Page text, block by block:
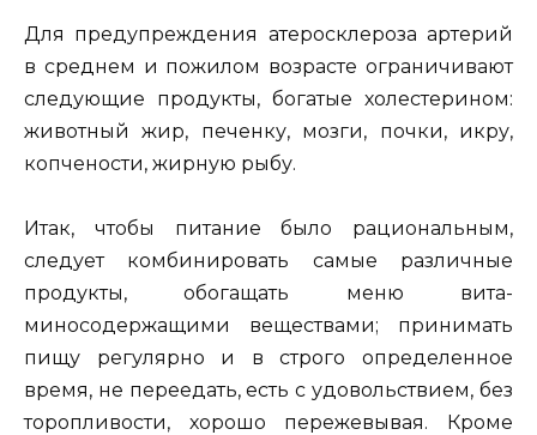
Для предупреждения атеросклероза артерий
в среднем и пожилом возрасте ограничивают
следующие продукты, бога­тые холестерином:
животный жир, печенку, мозги, почки, икру,
копчености, жирную рыбу.
Итак, чтобы питание было рациональным,
следует комби­нировать самые различные
продукты, обогащать меню вита­
миносодержащими веществами; принимать
пищу регулярно и в строго определенное
время, не переедать, есть с удовольст­вием, без
торопливости, хорошо пережевывая. Кроме